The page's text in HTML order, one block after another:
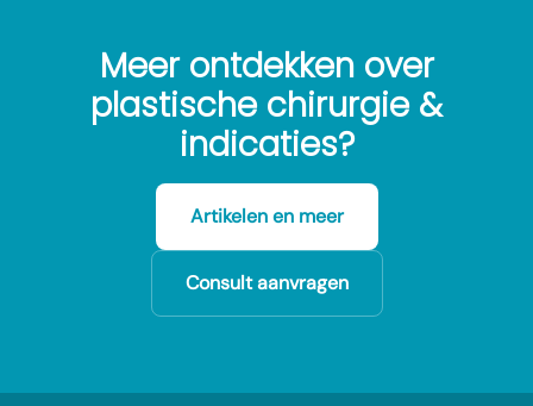
Meer ontdekken over
plastische chirurgie &
indicaties?
Artikelen en meer
Consult aanvragen